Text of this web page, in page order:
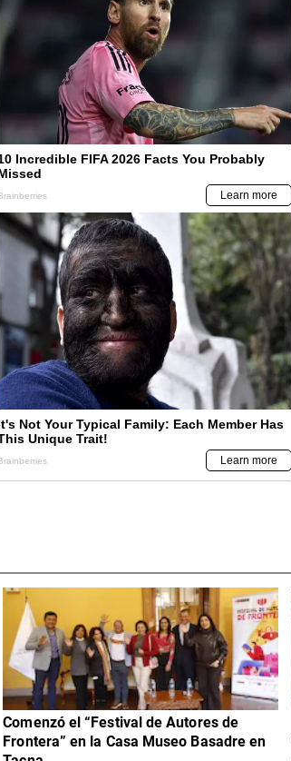
Comenzó el “Festival de Autores de
Frontera” en la Casa Museo Basadre en